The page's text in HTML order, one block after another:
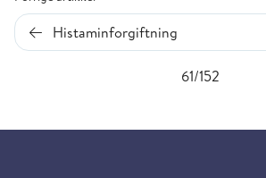
Histaminforgiftning
61/152